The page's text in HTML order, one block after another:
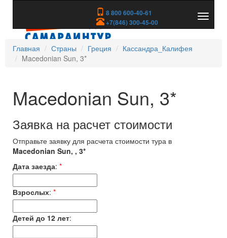
8 800 600-40-61
+7(846) 300-45-00
скрыть
Главная
Страны Греция
Кассандра_Калифея
Macedonian Sun, 3*
Macedonian Sun, 3*
Заявка на расчет стоимости
Отправьте заявку для расчета стоимости тура в
Macedonian Sun, , 3*
Дата заезда: *
Взрослых: *
Детей до 12 лет: